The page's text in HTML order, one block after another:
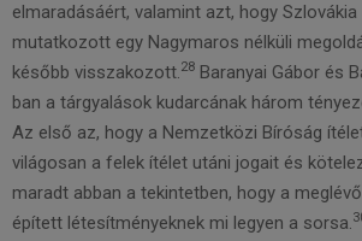
elmaradásáért, valamint azt, hogy
mutatkozott egy Nagymaros nélküli
később visszakozott.28 Baranyai Gábor és
ban a tárgyalások kudarcának három
Az első az, hogy a Nemzetközi Bíróság
világosan a felek ítélet utáni jogait és
maradt abban a tekintetben, hogy a
épített létesítményeknek mi legyen a sorsa.